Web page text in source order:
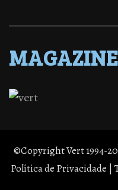
MAGAZINE
©Copyright Vert 1994-
Política de Privacidade |